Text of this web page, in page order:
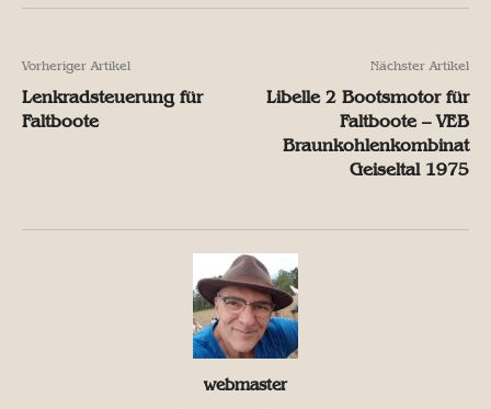
Vorheriger Artikel
Lenkradsteuerung für
Faltboote
Nächster Artikel
Libelle 2 Bootsmotor für
Faltboote – VEB
Braunkohlenkombinat
Geiseltal 1975
webmaster